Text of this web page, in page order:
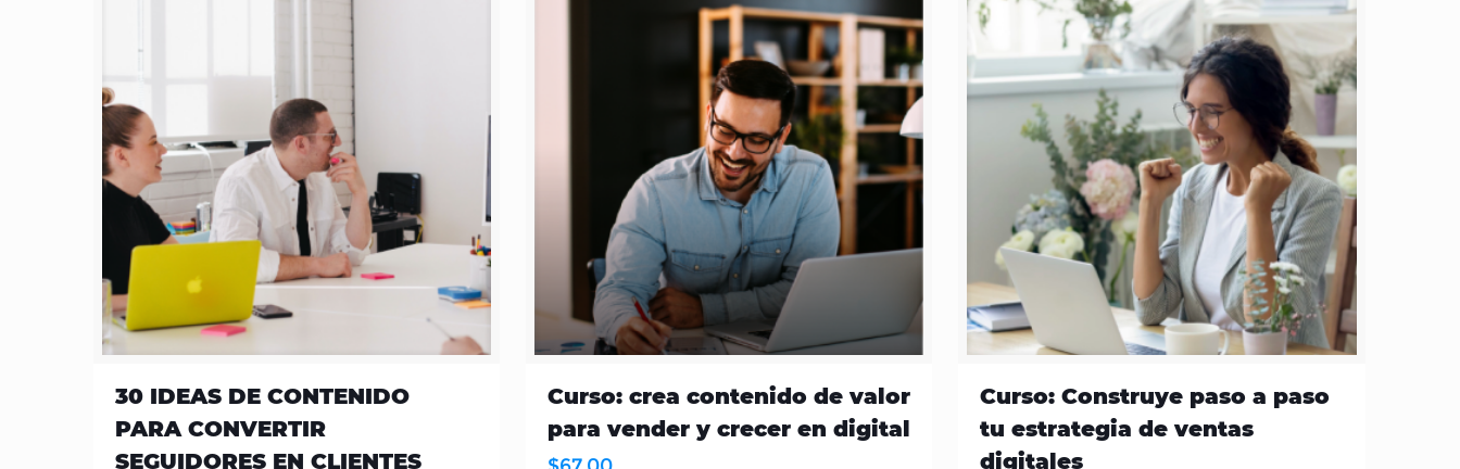
30 IDEAS DE CONTENIDO
PARA CONVERTIR
SEGUIDORES EN CLIENTES
Curso: crea contenido de valor
para vender y crecer en digital
Curso: Construye paso a paso
tu estrategia de ventas
digitales